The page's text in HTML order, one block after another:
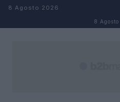
Salta al contenuto
8 Agosto 2026
8